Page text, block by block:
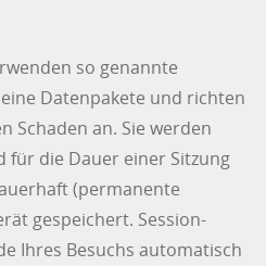
so genannte
Datenpakete und richten
Schaden an. Sie werden
die Dauer einer Sitzung
(permanente
gespeichert. Session-
Ihres Besuchs automatisch